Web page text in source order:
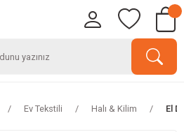
Ev Tekstili Halı & Kilim El